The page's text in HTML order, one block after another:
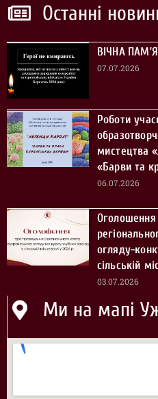
Останні
ВІЧНА
07.07.2026
Роботи
мистецтва
«Барви та
06.07.2026
Оголошення
огляду-
сільській
03.07.2026
Ми на мапі